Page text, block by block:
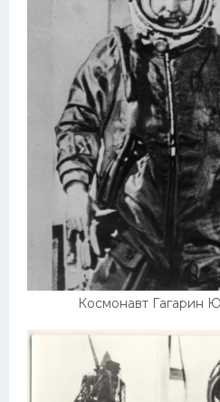
Космонавт Гагарин